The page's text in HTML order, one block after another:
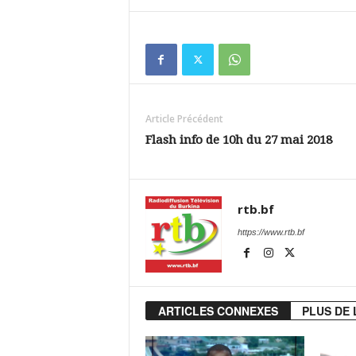
Article Précédent
Flash info de 10h du 27 mai 2018
rtb.bf
https://www.rtb.bf
ARTICLES CONNEXES PLUS DE